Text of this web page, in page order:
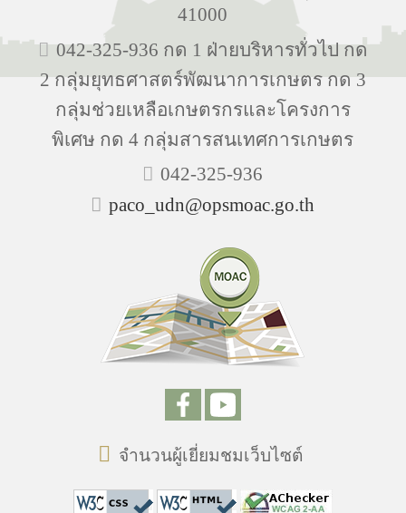
41000
042-325-936 กด 1 ฝ่ายบริหารทั่วไป กด
2 กลุ่มยุทธศาสตร์พัฒนาการเกษตร กด 3
กลุ่มช่วยเหลือเกษตรกรและโครงการ
พิเศษ กด 4 กลุ่มสารสนเทศการเกษตร
042-325-936
paco_udn@opsmoac.go.th
จำนวนผู้เยี่ยมชมเว็บไซต์